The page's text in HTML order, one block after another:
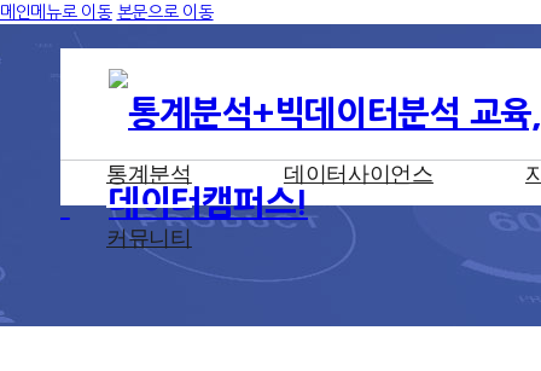
메인메뉴로 이동 본문으로 이동
통계분석 데이터사이언스
커뮤니티